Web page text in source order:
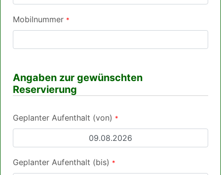
Mobilnummer *
Angaben zur gewünschten
Reservierung
Geplanter Aufenthalt (von) *
Geplanter Aufenthalt (bis) *